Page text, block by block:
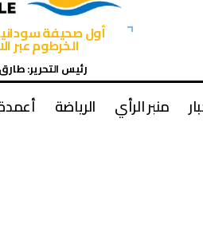
أول صحيفة
الخرطوم عبر
رئيس التحرير:
منبر الرأي الرياضة